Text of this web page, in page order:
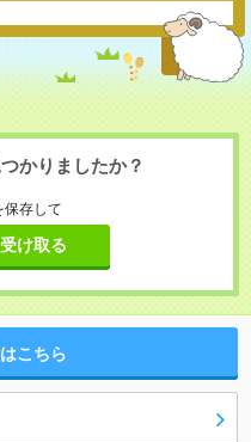
かりましたか？
保存して
け取る
こちら